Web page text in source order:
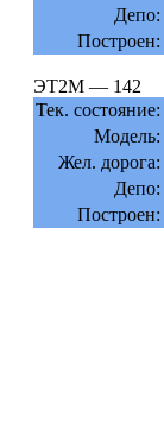
Депо:
Построен:
ЭТ2М — 142
Тек. состояние:
Модель:
Жел. дорога:
Депо:
Построен: